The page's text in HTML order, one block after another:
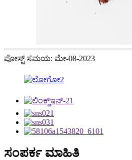
ಪೋಸ್ಟ್ ಸಮಯ: ಮೇ-08-2023
ಸಂಪರ್ಕ ಮಾಹಿತಿ